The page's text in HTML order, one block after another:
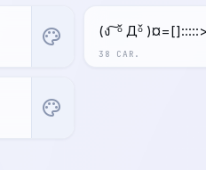
palette
38 CAR.
(ง ͠ ᵒ̌ Дᵒ̌
palette